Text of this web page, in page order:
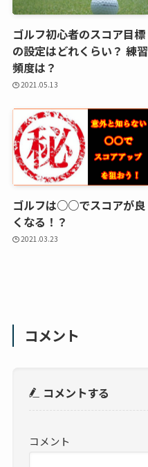
ゴルフ初心者のスコア目標
の設定はどれくらい？ 練習
頻度は？
2021.05.13
ゴルフは○○でスコアが良
くなる！？
2021.03.23
コメント
コメントする
コメント